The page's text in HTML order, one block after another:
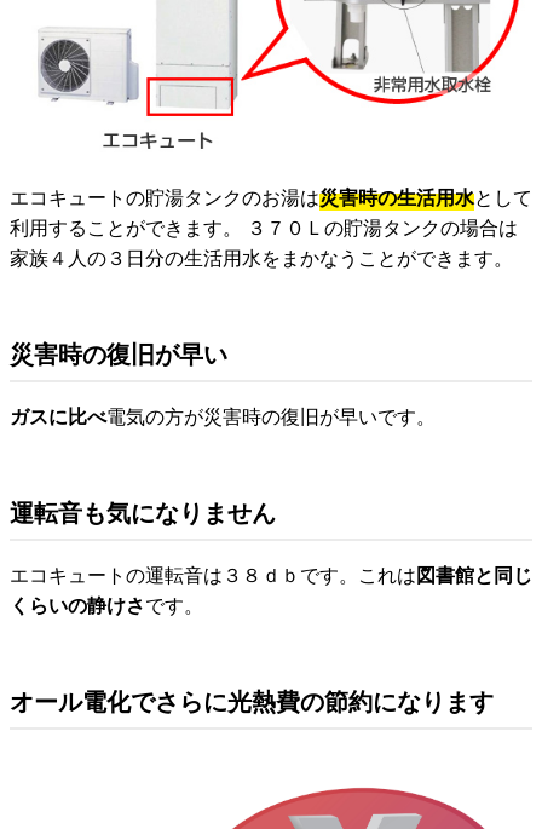
エコキュートの貯湯タンクのお湯は災害時の生活用水として
利用することができます。 ３７０Ｌの貯湯タンクの場合は
家族４人の３日分の生活用水をまかなうことができます。
災害時の復旧が早い
ガスに比べ電気の方が災害時の復旧が早いです。
運転音も気になりません
エコキュートの運転音は３８ｄｂです。これは図書館と同じ
くらいの静けさです。
オール電化でさらに光熱費の節約になります